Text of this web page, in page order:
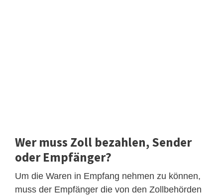
Wer muss Zoll bezahlen, Sender
oder Empfänger?
Um die Waren in Empfang nehmen zu können,
muss der Empfänger die von den Zollbehörden